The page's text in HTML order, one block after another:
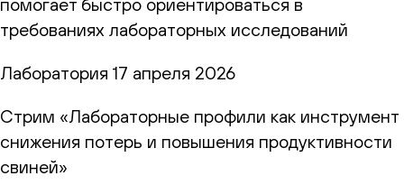
требованиях лабораторных исследований
Лаборатория 17 апреля 2026
Стрим «Лабораторные профили как инструмент
снижения потерь и повышения продуктивности
свиней»